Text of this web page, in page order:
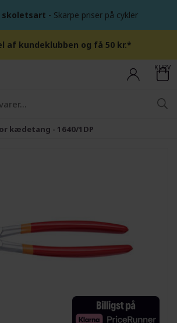
skoletsart - Skarpe priser på cykler
af kundeklubben og få 50 kr.*
KURV
kædetang - 1640/1DP